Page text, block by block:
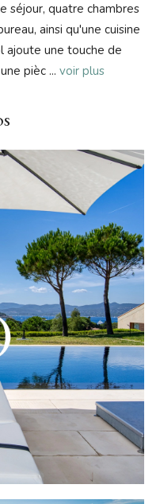
séjour, quatre chambres
ainsi qu'une cuisine
ajoute une touche de
pièc ... voir plus